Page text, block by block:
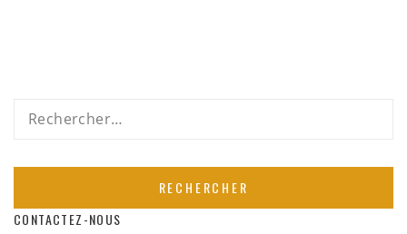
Rechercher :
CONTACTEZ-NOUS